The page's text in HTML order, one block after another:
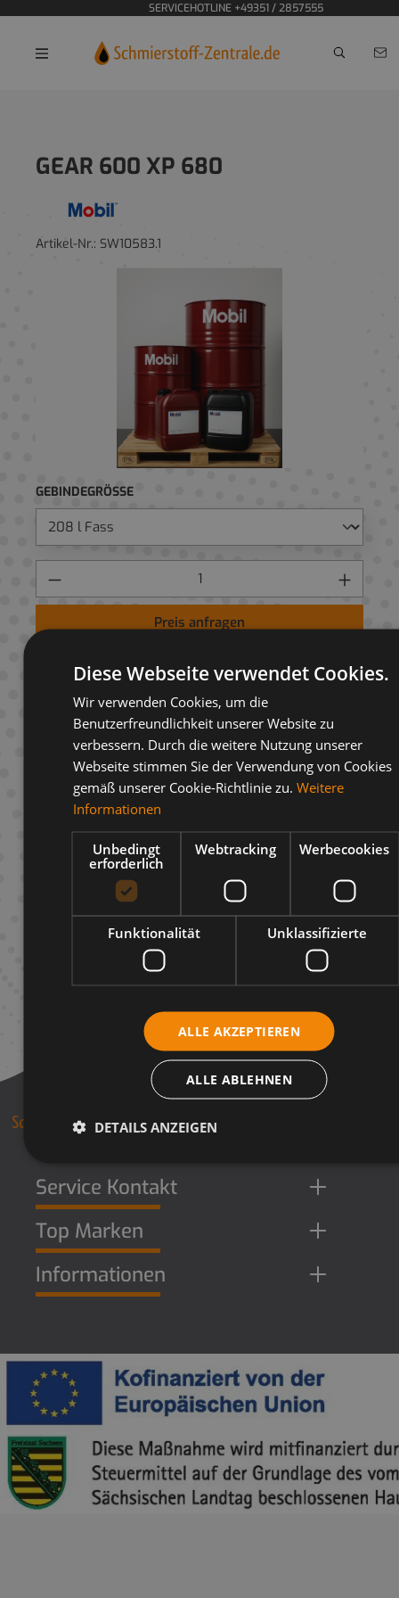
SERVICEHOTLINE +49351 / 2857555
GEAR 600 XP 680
Artikel-Nr.: SW10583.1
GEBINDEGRÖSSE
Preis anfragen
AUF ANFRAGELISTE
Beschreibung
Infos zum Hersteller
Service Kontakt
Top Marken
Informationen
Diese Webseite verwendet Cookies.
Wir verwenden Cookies, um die
Benutzerfreundlichkeit unserer Website zu
verbessern. Durch die weitere Nutzung unserer
Webseite stimmen Sie der Verwendung von Cookies
gemäß unserer Cookie-Richtlinie zu. Weitere
Informationen
Unbedingt
erforderlich
Webtracking Werbecookies
Funktionalität Unklassifizierte
ALLE AKZEPTIEREN
ALLE ABLEHNEN
DETAILS ANZEIGEN